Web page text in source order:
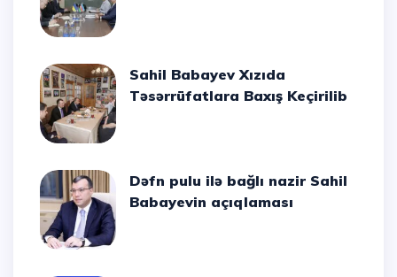
Sahil Babayev Xızıda
Təsərrüfatlara Baxış Keçirilib
Dəfn pulu ilə bağlı nazir Sahil
Babayevin açıqlaması